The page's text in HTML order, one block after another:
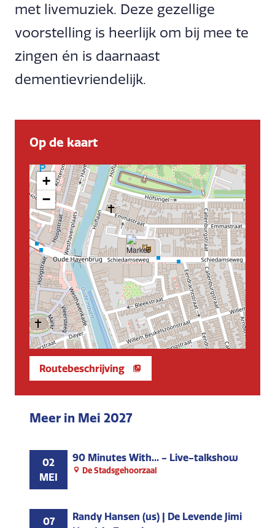
met livemuziek. Deze gezellige
voorstelling is heerlijk om bij mee te
zingen én is daarnaast
dementievriendelijk.
Op de kaart
+
−
Routebeschrijving
Meer in Mei 2027
02
MEI
90 Minutes With... - Live-talkshow
De Stadsgehoorzaal
07
Randy Hansen (us) | De Levende Jimi